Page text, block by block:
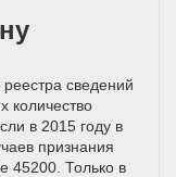
сведений
количество
в 2015 году в
признания
45200. Только в